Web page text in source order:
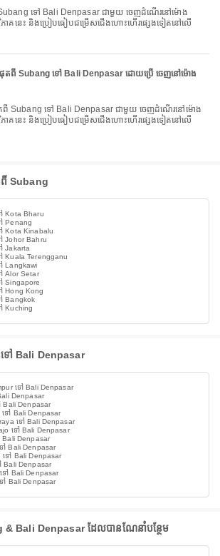
ាគនេះ និងប្រៀបធៀបជម្រើសជើងហោះហើរផ្សេងទៀតនៅលើ
តពី Subang ទៅ Bali Denpasar ដោយប្រើ ចេញនៅម៉ោង
ាគនេះ និងប្រៀបធៀបជម្រើសជើងហោះហើរផ្សេងទៀតនៅលើ
ពី Subang
Kota Bharu
Penang
Kota Kinabalu
Johor Bahru
Jakarta
Kuala Terengganu
Langkawi
Alor Setar
Singapore
Hong Kong
Bangkok
Kuching
ទៅ Bali Denpasar
ទៅ Bali Denpasar
Denpasar
Bali Denpasar
ទៅ Bali Denpasar
ទៅ Bali Denpasar
ទៅ Bali Denpasar
Bali Denpasar
ៅ Bali Denpasar
ទៅ Bali Denpasar
Bali Denpasar
ៅ Bali Denpasar
ៅ Bali Denpasar
& Bali Denpasar ដែលបានណែនាំបន្ថែម